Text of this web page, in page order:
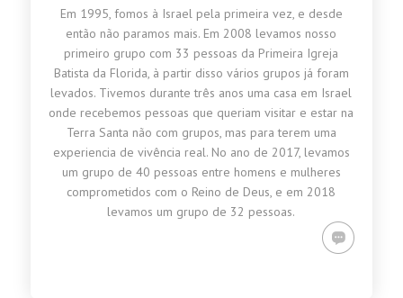
Em 1995, fomos à Israel pela primeira vez, e desde
então não paramos mais. Em 2008 levamos nosso
primeiro grupo com 33 pessoas da Primeira Igreja
Batista da Florida, à partir disso vários grupos já foram
levados. Tivemos durante três anos uma casa em Israel
onde recebemos pessoas que queriam visitar e estar na
Terra Santa não com grupos, mas para terem uma
experiencia de vivência real. No ano de 2017, levamos
um grupo de 40 pessoas entre homens e mulheres
comprometidos com o Reino de Deus, e em 2018
levamos um grupo de 32 pessoas.